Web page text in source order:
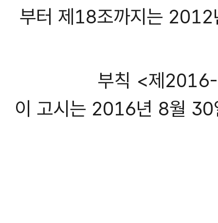
부터 제18조까지는
부칙 <제
이 고시는 2016년 8월 30